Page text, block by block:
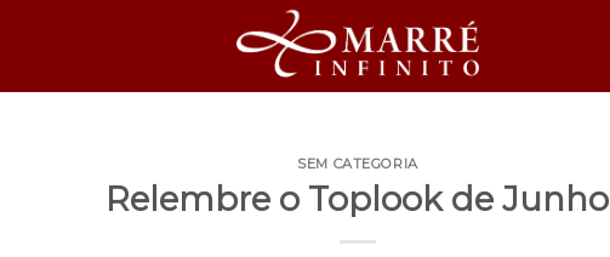
SEM CATEGORIA
Relembre o Toplook de Junho